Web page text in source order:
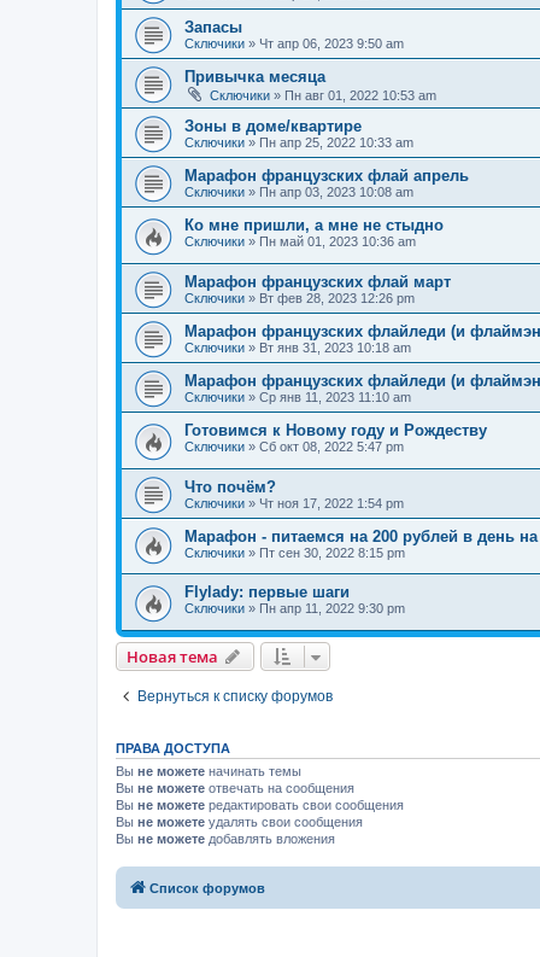
Запасы
Сключики » Чт апр 06, 2023 9:50 am
Привычка месяца
Сключики » Пн авг 01, 2022 10:53 am
Зоны в доме/квартире
Сключики » Пн апр 25, 2022 10:33 am
Марафон французских флай апрель
Сключики » Пн апр 03, 2023 10:08 am
Ко мне пришли, а мне не стыдно
Сключики » Пн май 01, 2023 10:36 am
Марафон французских флай март
Сключики » Вт фев 28, 2023 12:26 pm
Марафон французских флайледи (и
Сключики » Вт янв 31, 2023 10:18 am
Марафон французских флайледи (и
Сключики » Ср янв 11, 2023 11:10 am
Готовимся к Новому году и Рождеству
Сключики » Сб окт 08, 2022 5:47 pm
Что почём?
Сключики » Чт ноя 17, 2022 1:54 pm
Марафон - питаемся на 200 рублей в день на
Сключики » Пт сен 30, 2022 8:15 pm
Flylady: первые шаги
Сключики » Пн апр 11, 2022 9:30 pm
Новая тема
Вернуться к списку форумов
ПРАВА ДОСТУПА
Вы не можете начинать темы
Вы не можете отвечать на сообщения
Вы не можете редактировать свои сообщения
Вы не можете удалять свои сообщения
Вы не можете добавлять вложения
Список форумов